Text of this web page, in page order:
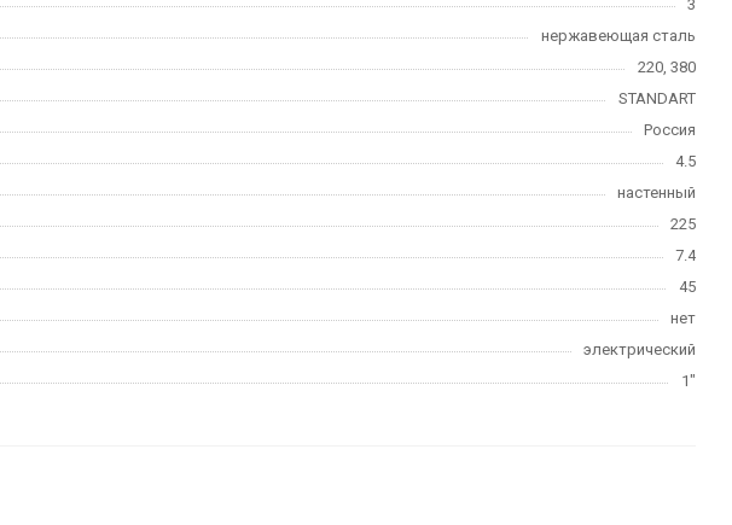
3
нержавеющая сталь
220, 380
STANDART
Россия
4.5
настенный
225
7.4
45
нет
электрический
1"